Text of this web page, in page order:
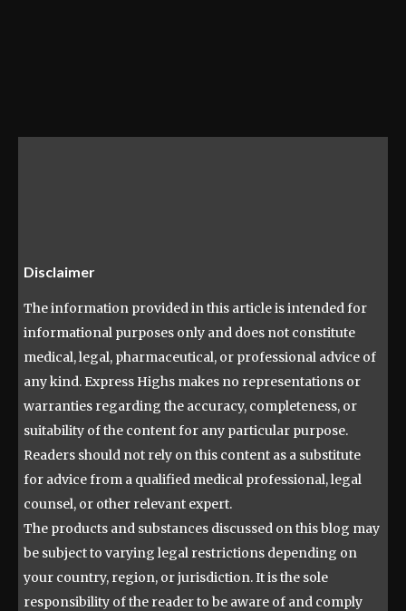
Disclaimer
The information provided in this article is intended for
informational purposes only and does not constitute
medical, legal, pharmaceutical, or professional advice of
any kind. Express Highs makes no representations or
warranties regarding the accuracy, completeness, or
suitability of the content for any particular purpose.
Readers should not rely on this content as a substitute
for advice from a qualified medical professional, legal
counsel, or other relevant expert.
The products and substances discussed on this blog may
be subject to varying legal restrictions depending on
your country, region, or jurisdiction. It is the sole
responsibility of the reader to be aware of and comply